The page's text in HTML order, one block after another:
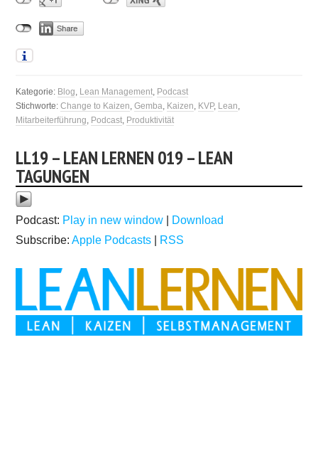
Kategorie: Blog Lean Management Podcast
Stichworte:Change to Kaizen ,Gemba Kaizen KVP, Lean
Mitarbeiterführung Podcast Produktivität
LL19 – LEAN LERNEN 019 – LEAN
TAGUNGEN
Podcast: Play in new window
Download
Subscribe:Apple Podcasts RSS